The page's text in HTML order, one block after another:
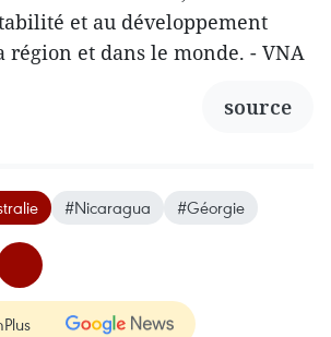
et au développement
région et dans le monde. - VNA
source
#Nicaragua #Géorgie